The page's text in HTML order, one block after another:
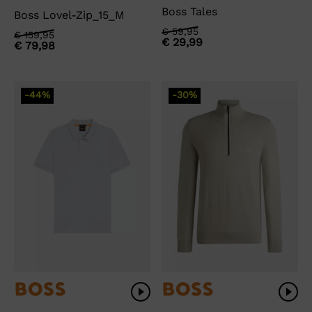
Boss Lovel-Zip_15_M
€159,95
Oorspronkelijke
prijs
€ 79,98
Huidige
prijs
Boss Tales
€59,95
Oorspronkelijke
prijs
€ 29,99
Huidige
prijs
-44% -30%